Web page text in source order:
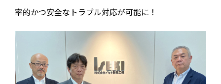
率的かつ安全なトラブル対応が可能に！